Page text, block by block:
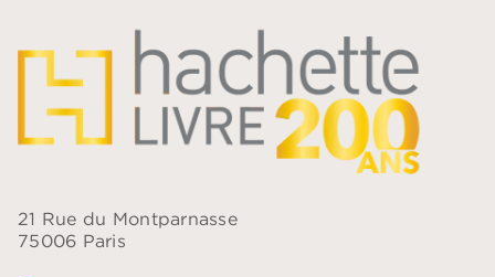
21 Rue du Montparnasse
75006 Paris